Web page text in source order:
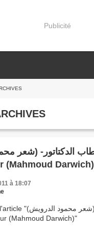
Publicité
(Mahmoud Darwich)
à 18:07